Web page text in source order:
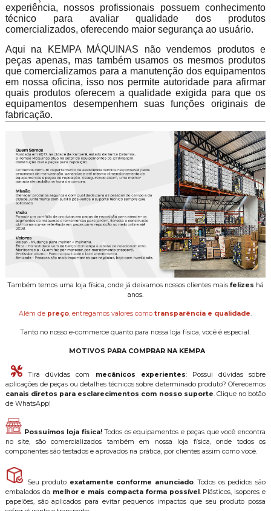
experiência, nossos profissionais possuem conhecimento
técnico para avaliar qualidade dos produtos
comercializados, oferecendo maior segurança ao usuário.
Aqui na KEMPA MÁQUINAS não vendemos produtos e
peças apenas, mas também usamos os mesmos produtos
que comercializamos para a manutenção dos equipamentos
em nossa oficina, isso nos permite autoridade para afirmar
quais produtos oferecem a qualidade exigida para que os
equipamentos desempenhem suas funções originais de
fabricação.
Também temos uma loja física, onde já deixamos nossos clientes mais felizes há
anos.
Além de preço, entregamos valores comotransparência e qualidade.
Tanto no nosso e-commerce quanto para nossa loja física, você é especial.
MOTIVOS PARA COMPRAR NA KEMPA
Tira dúvidas com mecânicos experientes: Possui dúvidas sobre
aplicações de peças ou detalhes técnicos sobre determinado produto? Oferecemos
canais diretos para esclarecimentos com nosso suporte. Clique no botão
de WhatsApp!
Possuímos loja física!Todos os equipamentos e peças que você encontra
no site, são comercializados também em nossa loja física, onde todos os
componentes são testados e aprovados na prática, por clientes assim como você.
Seu produto exatamente conforme anunciado. Todos os pedidos são
embalados da melhor e mais compacta forma possível . Plásticos, isopores e
papelões, são aplicados para evitar pequenos impactos que seu produto possa